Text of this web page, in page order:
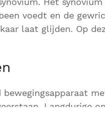
voedt en de
laat glijden. Op
bewegingsapparaat
Langdurige
beschadigen
worden dan minder